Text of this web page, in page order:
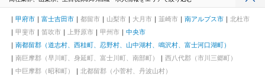
甲府市 富士吉田市 都留市 山梨市 大月市 韮崎市 南アルプス市
北杜市
甲斐市
笛吹市 上野原市 甲州市
中央市
南都留郡（道志村、西桂町、忍野村、山中湖村、鳴沢村、富士河口湖町）
南巨摩郡（早川町、身延町、富士川町、南部町）
西八代郡（市川三郷町）
中巨摩郡（昭和町）
北都留郡（小菅村、丹波山村）